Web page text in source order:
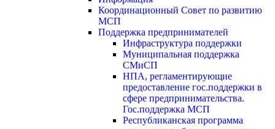
Координационный Совет по развитию
МСП
Поддержка предпринимателей
Инфраструктура поддержки
Муниципальная поддержка
СМиСП
НПА, регламентирующие
предоставление гос.поддержки в
сфере предпринимательства.
Гос.поддержка МСП
Республиканская программа